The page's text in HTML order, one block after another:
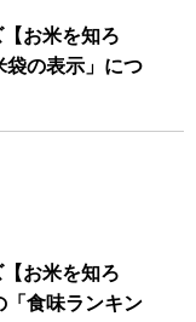
お米を知ろ
袋の表示」につ
お米を知ろ
「食味ランキン